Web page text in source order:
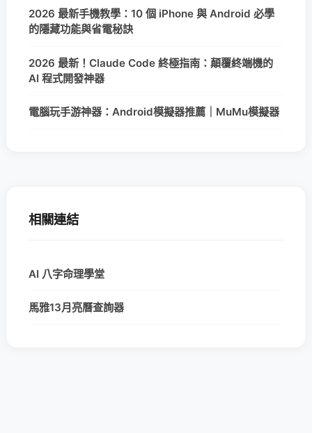
2026 最新手機教學：10 個 iPhone 與 Android 必學
的隱藏功能與省電秘訣
2026 最新！Claude Code 終極指南：顛覆終端機的
AI 程式開發神器
電腦玩手游神器：Android模擬器推薦｜MuMu模擬器
相關連結
AI 八字命理學堂
馬雅13月亮曆查詢器